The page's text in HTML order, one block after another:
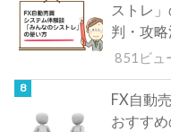
ストレ
判・攻
851ビュ
FX自動
おすす